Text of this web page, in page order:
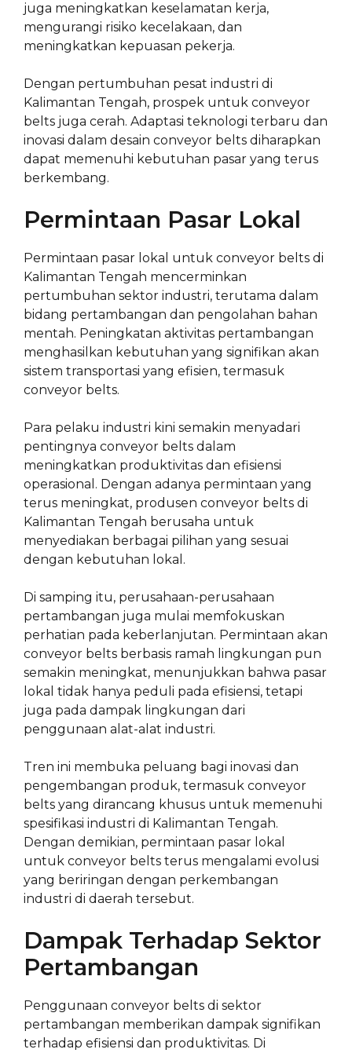
juga meningkatkan keselamatan kerja,
mengurangi risiko kecelakaan, dan
meningkatkan kepuasan pekerja.
Dengan pertumbuhan pesat industri di
Kalimantan Tengah, prospek untuk conveyor
belts juga cerah. Adaptasi teknologi terbaru dan
inovasi dalam desain conveyor belts diharapkan
dapat memenuhi kebutuhan pasar yang terus
berkembang.
Permintaan Pasar Lokal
Permintaan pasar lokal untuk conveyor belts di
Kalimantan Tengah mencerminkan
pertumbuhan sektor industri, terutama dalam
bidang pertambangan dan pengolahan bahan
mentah. Peningkatan aktivitas pertambangan
menghasilkan kebutuhan yang signifikan akan
sistem transportasi yang efisien, termasuk
conveyor belts.
Para pelaku industri kini semakin menyadari
pentingnya conveyor belts dalam
meningkatkan produktivitas dan efisiensi
operasional. Dengan adanya permintaan yang
terus meningkat, produsen conveyor belts di
Kalimantan Tengah berusaha untuk
menyediakan berbagai pilihan yang sesuai
dengan kebutuhan lokal.
Di samping itu, perusahaan-perusahaan
pertambangan juga mulai memfokuskan
perhatian pada keberlanjutan. Permintaan akan
conveyor belts berbasis ramah lingkungan pun
semakin meningkat, menunjukkan bahwa pasar
lokal tidak hanya peduli pada efisiensi, tetapi
juga pada dampak lingkungan dari
penggunaan alat-alat industri.
Tren ini membuka peluang bagi inovasi dan
pengembangan produk, termasuk conveyor
belts yang dirancang khusus untuk memenuhi
spesifikasi industri di Kalimantan Tengah.
Dengan demikian, permintaan pasar lokal
untuk conveyor belts terus mengalami evolusi
yang beriringan dengan perkembangan
industri di daerah tersebut.
Dampak Terhadap Sektor
Pertambangan
Penggunaan conveyor belts di sektor
pertambangan memberikan dampak signifikan
terhadap efisiensi dan produktivitas. Di